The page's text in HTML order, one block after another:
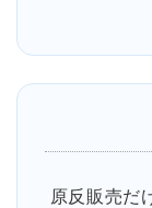
原反販売だ